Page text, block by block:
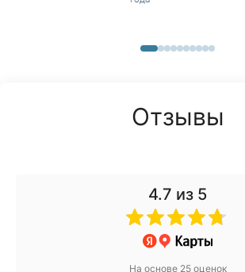
Отзывы
4.7 из 5
На основе 25 оценок